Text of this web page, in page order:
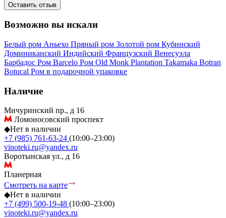
Оставить отзыв
Возможно вы искали
Белый ром Аньехо Пряный ром Золотой ром Кубинский
Доминиканский Индийский Французский Венесуэла
Барбадос Ром Barcelo Ром Old Monk Plantation Takamaka Botran
Botucal Ром в подарочной упаковке
Наличие
Мичуринский пр., д 16
Ломоносовский проспект
◆Нет в наличии
+7 (985) 761-63-24 (10:00–23:00)
vinoteki.ru@yandex.ru
Воротынская ул., д 16
Планерная
Смотреть на карте
◆Нет в наличии
+7 (499) 500-19-48 (10:00–23:00)
vinoteki.ru@yandex.ru